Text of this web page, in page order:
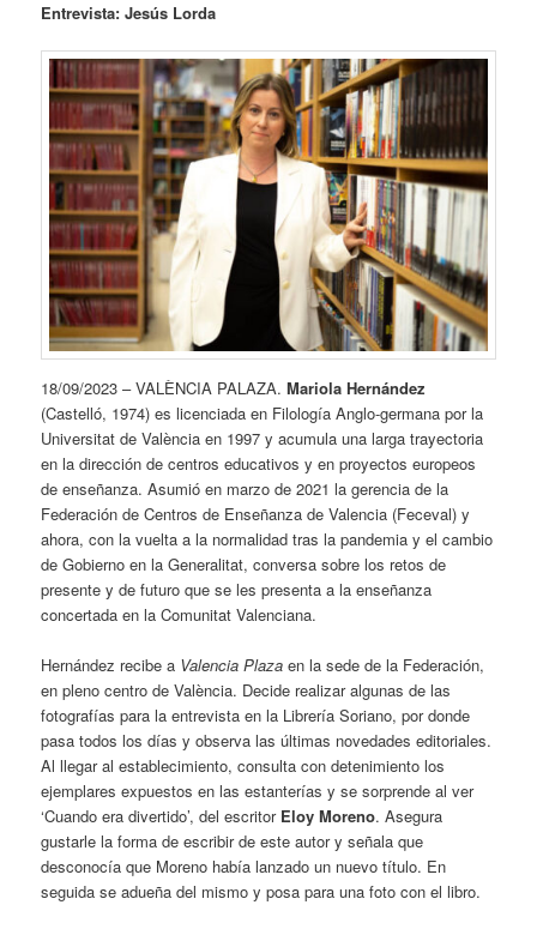
Entrevista: Jesús Lorda
18/09/2023 – VALÈNCIA PALAZA.Mariola Hernández
(Castelló, 1974) es licenciada en Filología Anglo-germana por la
Universitat de València en 1997 y acumula una larga trayectoria
en la dirección de centros educativos y en proyectos europeos
de enseñanza. Asumió en marzo de 2021 la gerencia de la
Federación de Centros de Enseñanza de Valencia (Feceval) y
ahora, con la vuelta a la normalidad tras la pandemia y el cambio
de Gobierno en la Generalitat, conversa sobre los retos de
presente y de futuro que se les presenta a la enseñanza
concertada en la Comunitat Valenciana.
Hernández recibe a Valencia Plaza en la sede de la Federación,
en pleno centro de València. Decide realizar algunas de las
fotografías para la entrevista en la Librería Soriano, por donde
pasa todos los días y observa las últimas novedades editoriales.
Al llegar al establecimiento, consulta con detenimiento los
ejemplares expuestos en las estanterías y se sorprende al ver
‘Cuando era divertido’, del escritor Eloy Moreno. Asegura
gustarle la forma de escribir de este autor y señala que
desconocía que Moreno había lanzado un nuevo título. En
seguida se adueña del mismo y posa para una foto con el libro.